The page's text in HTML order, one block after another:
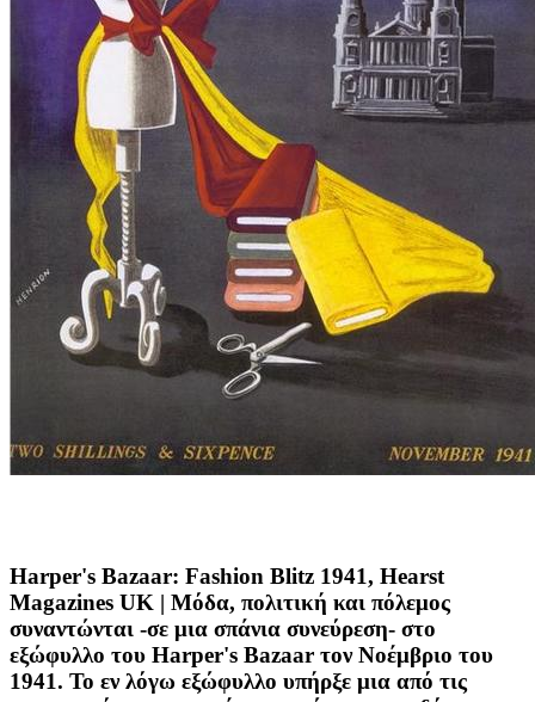
Harper's Bazaar: Fashion Blitz 1941, Hearst
Magazines UK | Μόδα, πολιτική και πόλεμος
συναντώνται -σε μια σπάνια συνεύρεση- στο
εξώφυλλο του Harper's Bazaar τον Νοέμβριο του
1941. Το εν λόγω εξώφυλλο υπήρξε μια από τις